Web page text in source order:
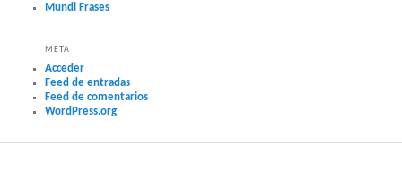
Mundi Frases
META
Acceder
Feed de entradas
Feed de comentarios
WordPress.org